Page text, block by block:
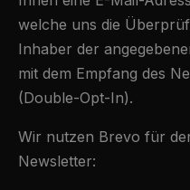
welche uns die
Inhaber der
mit dem Empfang des
(Double-Opt-In).
Wir nutzen Brevo für
Newsletter: